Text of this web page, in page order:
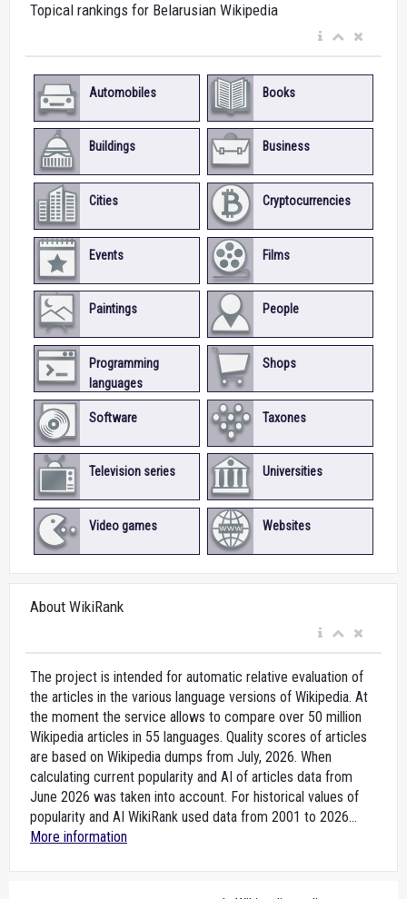
Topical rankings for Belarusian Wikipedia
Automobiles Books
Buildings Business
Cities Cryptocurrencies
Events Films
Paintings People
Programming
languages
Shops
Software Taxones
Television series Universities
Video games Websites
About WikiRank
The project is intended for automatic relative evaluation of
the articles in the various language versions of Wikipedia. At
the moment the service allows to compare over 50 million
Wikipedia articles in 55 languages. Quality scores of articles
are based on Wikipedia dumps from July, 2026. When
calculating current popularity and AI of articles data from
June 2026 was taken into account. For historical values of
popularity and AI WikiRank used data from 2001 to 2026...
More information